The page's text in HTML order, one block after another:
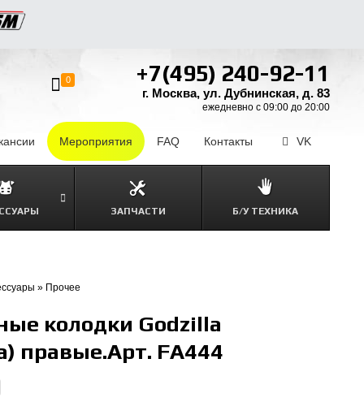
Мероприятия FAQ Контакты VK
ЗАПЧАСТИ Б/У ТЕХНИКА
+7(495) 240-92-11
г. Москва, ул. Дубнинская, д. 83
ежедневно с 09:00 до 20:00
0
» Прочее
колодки Godzilla
правые.Арт. FA444